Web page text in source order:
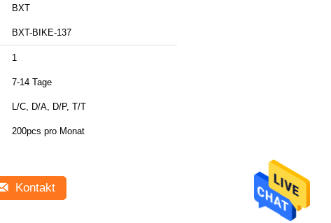
BXT
BXT-BIKE-137
1
7-14 Tage
L/C, D/A, D/P, T/T
200pcs pro Monat
Kontakt